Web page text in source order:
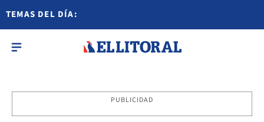
TEMAS DEL DÍA:
PUBLICIDAD